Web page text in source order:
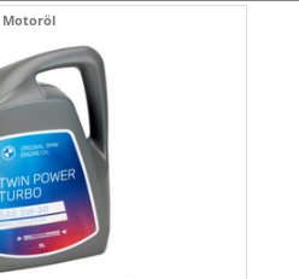
Motoröl